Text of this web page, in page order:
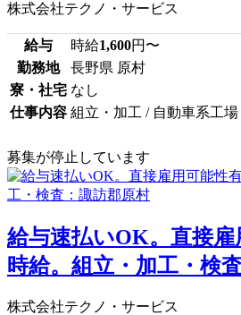
株式会社テクノ・サービス
給与 時給1,600円〜
勤務地
長野県 原村
寮・社宅 なし
仕事内容 組立・加工 / 自動車系工場
募集が停止しています
給与速払いOK。直接雇
時給。組立・加工・検
株式会社テクノ・サービス